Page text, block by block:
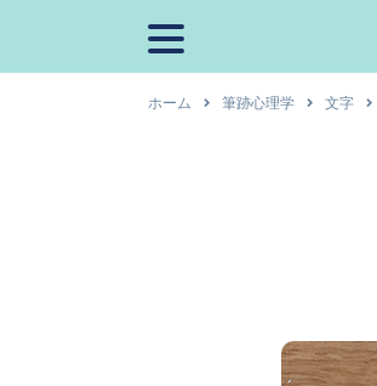
ホーム 筆跡心理学 文字